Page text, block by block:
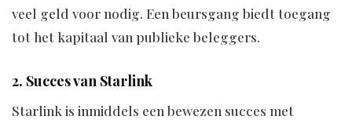
veel geld voor nodig. Een beursgang biedt toegang
tot het kapitaal van publieke beleggers.
2. Succes van Starlink
Starlink is inmiddels een bewezen succes met